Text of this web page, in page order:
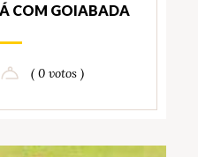
COM GOIABADA
( 0 votos )